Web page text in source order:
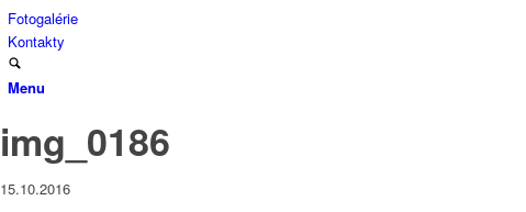
Fotogalérie
Kontakty
Menu
img_0186
15.10.2016